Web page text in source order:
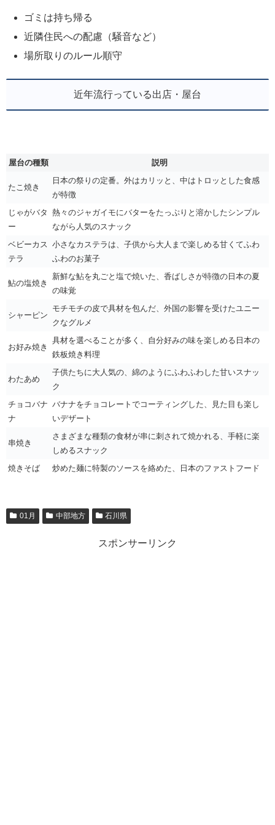
ゴミは持ち帰る
近隣住民への配慮（騒音など）
場所取りのルール順守
近年流行っている出店・屋台
屋台の種類 説明
たこ焼き
日本の祭りの定番。外はカリッと、中はトロッとした食感
が特徴
じゃがバタ
ー
熱々のジャガイモにバターをたっぷりと溶かしたシンプル
ながら人気のスナック
ベビーカス
テラ
小さなカステラは、子供から大人まで楽しめる甘くてふわ
ふわのお菓子
鮎の塩焼き
新鮮な鮎を丸ごと塩で焼いた、香ばしさが特徴の日本の夏
の味覚
シャーピン
モチモチの皮で具材を包んだ、外国の影響を受けたユニー
クなグルメ
お好み焼き
具材を選べることが多く、自分好みの味を楽しめる日本の
鉄板焼き料理
わたあめ
子供たちに大人気の、綿のようにふわふわした甘いスナッ
ク
チョコバナ
ナ
バナナをチョコレートでコーティングした、見た目も楽し
いデザート
串焼き
さまざまな種類の食材が串に刺されて焼かれる、手軽に楽
しめるスナック
焼きそば
炒めた麺に特製のソースを絡めた、日本のファストフード
01月 中部地方 石川県
スポンサーリンク